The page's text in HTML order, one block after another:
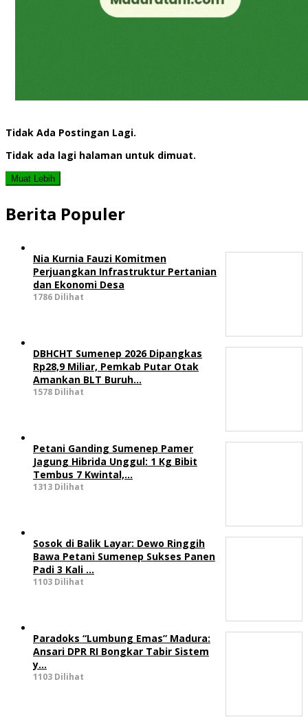
Tidak Ada Postingan Lagi.
Tidak ada lagi halaman untuk dimuat.
Muat Lebih
Berita Populer
Nia Kurnia Fauzi Komitmen
Perjuangkan Infrastruktur Pertanian
dan Ekonomi Desa
1786 Dilihat
DBHCHT Sumenep 2026 Dipangkas
Rp28,9 Miliar, Pemkab Putar Otak
Amankan BLT Buruh…
1578 Dilihat
Petani Ganding Sumenep Pamer
Jagung Hibrida Unggul: 1 Kg Bibit
Tembus 7 Kwintal,…
1313 Dilihat
Sosok di Balik Layar: Dewo Ringgih
Bawa Petani Sumenep Sukses Panen
Padi 3 Kali …
1103 Dilihat
Paradoks “Lumbung Emas” Madura:
Ansari DPR RI Bongkar Tabir Sistem
y…
1103 Dilihat